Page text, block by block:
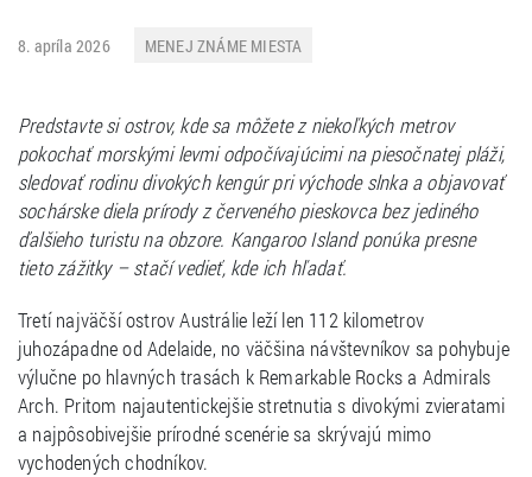
8. apríla 2026 MENEJ ZNÁME MIESTA
Predstavte si ostrov, kde sa môžete z niekoľkých metrov
pokochať morskými levmi odpočívajúcimi na piesočnatej pláži,
sledovať rodinu divokých kengúr pri východe slnka a objavovať
sochárske diela prírody z červeného pieskovca bez jediného
ďalšieho turistu na obzore. Kangaroo Island ponúka presne
tieto zážitky – stačí vedieť, kde ich hľadať.
Tretí najväčší ostrov Austrálie leží len 112 kilometrov
juhozápadne od Adelaide, no väčšina návštevníkov sa pohybuje
výlučne po hlavných trasách k Remarkable Rocks a Admirals
Arch. Pritom najautentickejšie stretnutia s divokými zvieratami
a najpôsobivejšie prírodné scenérie sa skrývajú mimo
vychodených chodníkov.